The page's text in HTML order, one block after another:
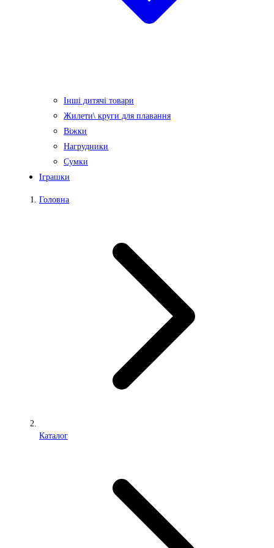
Інші дитячі товари
Жилети\ круги для плавання
Віжки
Нагрудники
Сумки
Іграшки
Головна
Каталог